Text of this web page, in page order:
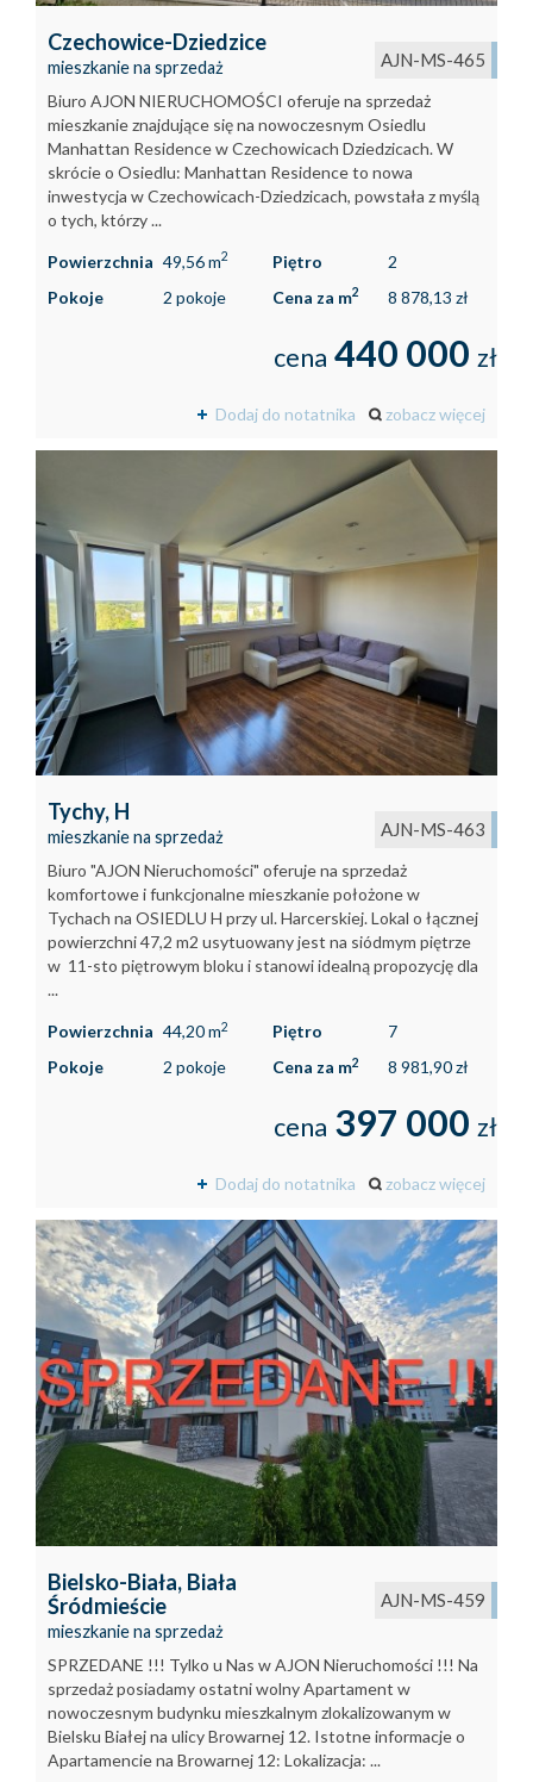
Czechowice-Dziedzice
mieszkanie na sprzedaż AJN-MS-465
Biuro AJON NIERUCHOMOŚCI oferuje na sprzedaż
mieszkanie znajdujące się na nowoczesnym Osiedlu
Manhattan Residence w Czechowicach Dziedzicach. W
skrócie o Osiedlu: Manhattan Residence to nowa
inwestycja w Czechowicach-Dziedzicach, powstała z myślą
o tych, którzy ...
Powierzchnia 49,56 m2 Piętro
2
Pokoje
2 pokoje Cena za m2 8 878,13 zł
cena 440 000 zł
Dodaj do notatnika zobacz więcej
Tychy, H
mieszkanie na sprzedaż AJN-MS-463
Biuro "AJON Nieruchomości" oferuje na sprzedaż
komfortowe i funkcjonalne mieszkanie położone w
Tychach na OSIEDLU H przy ul. Harcerskiej. Lokal o łącznej
powierzchni 47,2 m2 usytuowany jest na siódmym piętrze
w 11-sto piętrowym bloku i stanowi idealną propozycję dla
...
Powierzchnia 44,20 m2 Piętro
7
Pokoje
2 pokoje Cena za m2 8 981,90 zł
cena 397 000 zł
Dodaj do notatnika zobacz więcej
Bielsko-Biała, Biała
Śródmieście
mieszkanie na sprzedaż
AJN-MS-459
SPRZEDANE !!! Tylko u Nas w AJON Nieruchomości !!! Na
sprzedaż posiadamy ostatni wolny Apartament w
nowoczesnym budynku mieszkalnym zlokalizowanym w
Bielsku Białej na ulicy Browarnej 12. Istotne informacje o
Apartamencie na Browarnej 12: Lokalizacja: ...